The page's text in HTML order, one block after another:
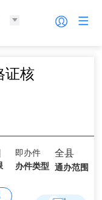
证核
即办件
办件类型
全县
通办范围